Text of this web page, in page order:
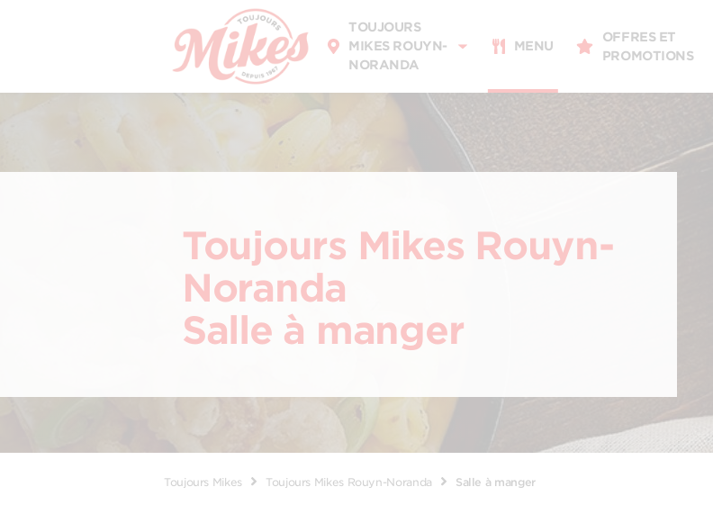
TOUJOURS
MIKES ROUYN-
NORANDA
DÉCOUVREZ
NOTRE MENU
Pour emporter
Détails du restaurant
MENU
OFFRES ET
PROMOTIONS
Toujours Mikes Rouyn-
Noranda
Salle à manger
Toujours Mikes Toujours Mikes Rouyn-Noranda Salle à manger